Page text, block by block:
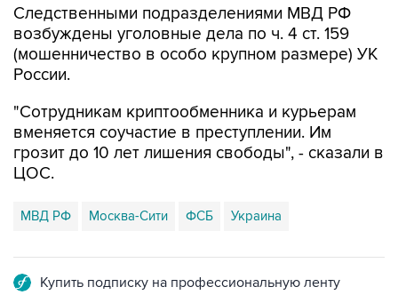
Следственными подразделениями МВД РФ
возбуждены уголовные дела по ч. 4 ст. 159
(мошенничество в особо крупном размере) УК
России.
"Сотрудникам криптообменника и курьерам
вменяется соучастие в преступлении. Им
грозит до 10 лет лишения свободы", - сказали в
ЦОС.
МВД РФ Москва-Сити ФСБ Украина
Купить подписку на профессиональную ленту